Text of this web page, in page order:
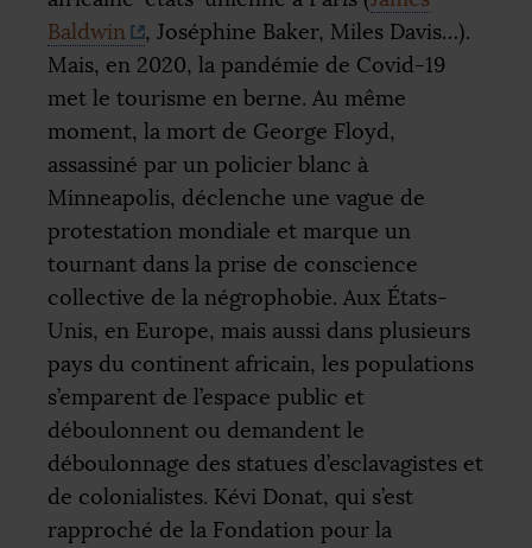
Baldwin
, Joséphine Baker, Miles Davis…).
Mais, en 2020, la pandémie de Covid-19
met le tourisme en berne. Au même
moment, la mort de George Floyd,
assassiné par un policier blanc à
Minneapolis, déclenche une vague de
protestation mondiale et marque un
tournant dans la prise de conscience
collective de la négrophobie. Aux États-
Unis, en Europe, mais aussi dans plusieurs
pays du continent africain, les populations
s’emparent de l’espace public et
déboulonnent ou demandent le
déboulonnage des statues d’esclavagistes et
de colonialistes. Kévi Donat, qui s’est
rapproché de la Fondation pour la